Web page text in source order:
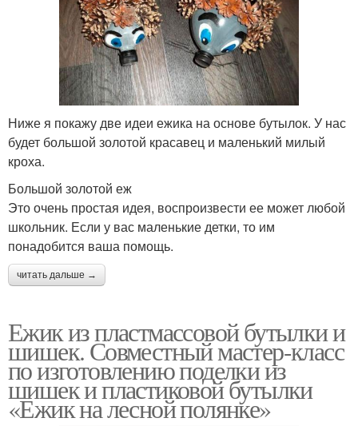
Ниже я покажу две идеи ежика на основе бутылок. У нас
будет большой золотой красавец и маленький милый
кроха.
Большой золотой еж
Это очень простая идея, воспроизвести ее может любой
школьник. Если у вас маленькие детки, то им
понадобится ваша помощь.
читать дальше →
Ежик из пластмассовой бутылки и
шишек. Совместный мастер-класс
по изготовлению поделки из
шишек и пластиковой бутылки
«Ежик на лесной полянке»